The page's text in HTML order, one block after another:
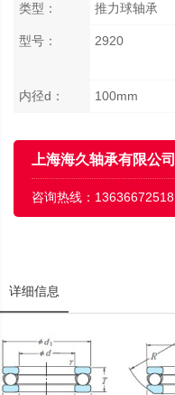
类型： 推力球轴承
型号： 2920
内径d： 100mm
上海海久轴承有限公司
咨询热线： 13636672518
详细信息